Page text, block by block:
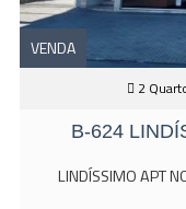
VENDA
2
B-624
LINDÍSSIMO APT